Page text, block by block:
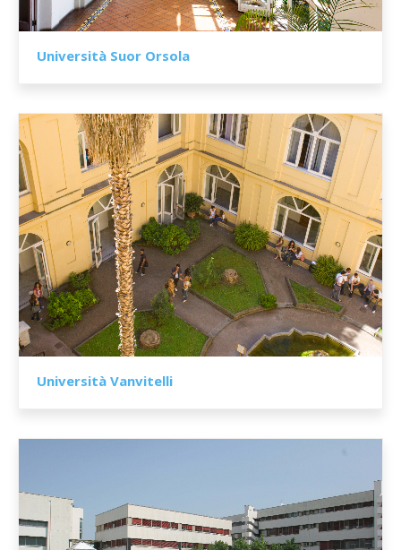
Università Suor Orsola
Università Vanvitelli